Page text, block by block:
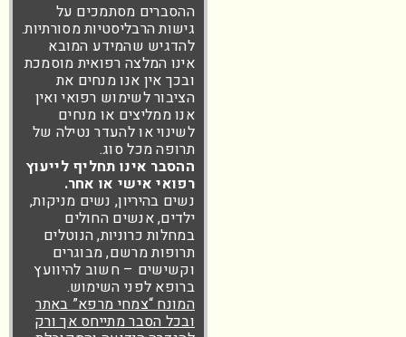
ההסברים מסתמכים על
גישות הרבליסטיות מסורתיות.
להדגיש שהמידע המובא
אינו המלצה רפואית מוסמכת
ובכך אין אנו מנחים את
הציבור לשימוש רפואי ואין
אנו ממליצים או מנחים
לשינוי או להעדר נטילה של
תרופה מכל סוג.
ההסבר אינו תחליף לייעוץ
רפואי אישי או אחר.
נשים בהיריון, נשים מניקות,
ילדים, אנשים החולים
במחלות כרוניות, הנוטלים
תרופות מרשם, מבוגרים
וקשישים – חשוב להיוועץ
ברופא לפני השימוש.
המונח “צמחי מרפא” באתר
ובכל הסבר מתייחס אך ורק